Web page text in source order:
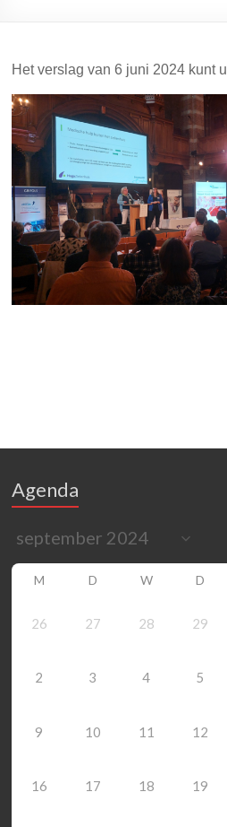
Het verslag van 6 juni 2024 kunt u
Agenda
M D W D
26 27 28 29
2 3 4 5
9 10 11 12
16 17 18 19